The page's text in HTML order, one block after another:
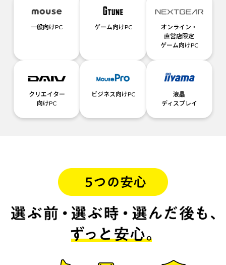
一般向けPC ゲーム向けPC
オンライン・
直営店限定
ゲーム向けPC
クリエイター
向けPC
ビジネス向けPC
液晶
ディスプレイ